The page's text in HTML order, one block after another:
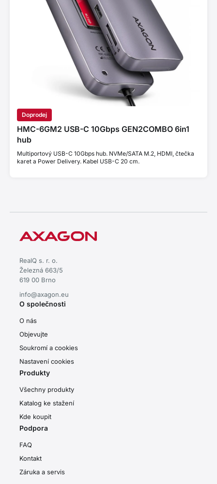
Doprodej
HMC-6GM2 USB-C 10Gbps GEN2COMBO 6in1
hub
Multiportový USB-C 10Gbps hub. NVMe/SATA M.2, HDMI, čtečka
karet a Power Delivery. Kabel USB-C 20 cm.
RealQ s. r. o.
Železná 663/5
619 00 Brno
info@axagon.eu
O společnosti
O nás
Objevujte
Soukromí a cookies
Nastavení cookies
Produkty
Všechny produkty
Katalog ke stažení
Kde koupit
Podpora
FAQ
Kontakt
Záruka a servis